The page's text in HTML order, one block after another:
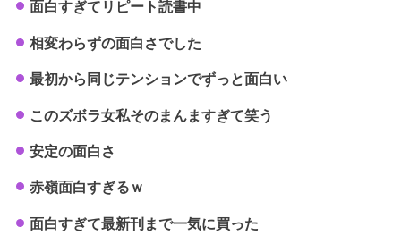
面白すぎてリピート読書中
相変わらずの面白さでした
最初から同じテンションでずっと面白い
このズボラ女私そのまんますぎて笑う
安定の面白さ
赤嶺面白すぎるｗ
面白すぎて最新刊まで一気に買った